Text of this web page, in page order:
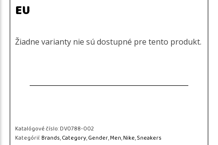
EU
Žiadne varianty nie sú dostupné pre tento produkt.
Katalógové číslo:DV0788-002
Kategórií:Brands,Category,Gender,Men,Nike,Sneakers